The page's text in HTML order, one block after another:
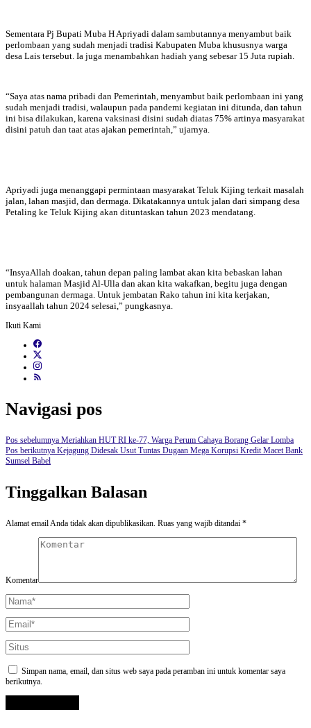
Sementara Pj Bupati Muba H Apriyadi dalam sambutannya menyambut baik
perlombaan yang sudah menjadi tradisi Kabupaten Muba khususnya warga
desa Lais tersebut. Ia juga menambahkan hadiah yang sebesar 15 Juta rupiah.
“Saya atas nama pribadi dan Pemerintah, menyambut baik perlombaan ini yang
sudah menjadi tradisi, walaupun pada pandemi kegiatan ini ditunda, dan tahun
ini bisa dilakukan, karena vaksinasi disini sudah diatas 75% artinya masyarakat
disini patuh dan taat atas ajakan pemerintah,” ujarnya.
Apriyadi juga menanggapi permintaan masyarakat Teluk Kijing terkait masalah
jalan, lahan masjid, dan dermaga. Dikatakannya untuk jalan dari simpang desa
Petaling ke Teluk Kijing akan dituntaskan tahun 2023 mendatang.
“InsyaAllah doakan, tahun depan paling lambat akan kita bebaskan lahan
untuk halaman Masjid Al-Ulla dan akan kita wakafkan, begitu juga dengan
pembangunan dermaga. Untuk jembatan Rako tahun ini kita kerjakan,
insyaallah tahun 2024 selesai,” pungkasnya.
Ikuti Kami
Navigasi pos
Pos sebelumnya Meriahkan HUT RI ke-77, Warga Perum Cahaya Borang Gelar Lomba
Pos berikutnya Kejagung Didesak Usut Tuntas Dugaan Mega Korupsi Kredit Macet Bank
Sumsel Babel
Tinggalkan Balasan
Alamat email Anda tidak akan dipublikasikan. Ruas yang wajib ditandai *
Komentar
Simpan nama, email, dan situs web saya pada peramban ini untuk komentar saya
berikutnya.